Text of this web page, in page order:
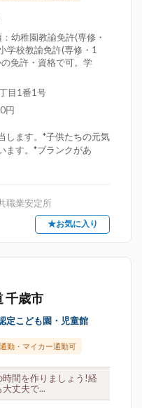
幼稚園教諭免許(専修・
学校教諭免許(専修・1
免許・資格で可。学
目1番1号
円
します。*子供たちの元気
ます。*ブランクがあ
職業安定所
★お気に入り
千歳市
定こども園・児童館
勤・マイカー通勤可
間を作りましょう!経
丈夫で...